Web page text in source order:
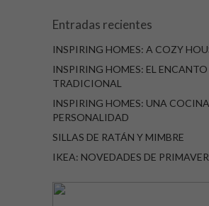
Entradas recientes
INSPIRING HOMES: A COZY
INSPIRING HOMES: EL ENCANTO
TRADICIONAL
INSPIRING HOMES: UNA
PERSONALIDAD
SILLAS DE RATÁN Y MIMBRE
IKEA: NOVEDADES DE